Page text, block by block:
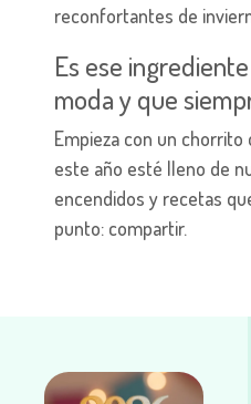
reconfortantes de
Es ese
moda y que
Empieza con un chorrito
este año esté lleno de
encendidos y recetas
punto: compartir.